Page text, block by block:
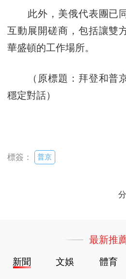
此外，美俄代表團已同
互動展開磋商，包括讓雙
華盛頓的工作場所。
（原標題：拜登和普京
穩定對話）
標簽： 普京
最新推
新聞 文娛 體育